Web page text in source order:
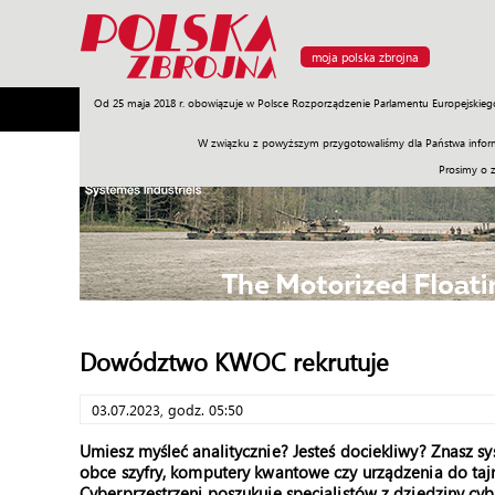
moja polska zbrojna
Od 25 maja 2018 r. obowiązuje w Polsce Rozporządzenie Parlamentu
W związku z powyższym przygotowaliśmy dla Państwa
Prosimy o
Armia Poligon Sprzęt Misje Polityka Prawo
Dowództwo KWOC rekrutuje
03.07.2023, godz. 05:50
Umiesz myśleć analitycznie? Jesteś dociekliwy? Znasz
obce szyfry, komputery kwantowe czy urządzenia do